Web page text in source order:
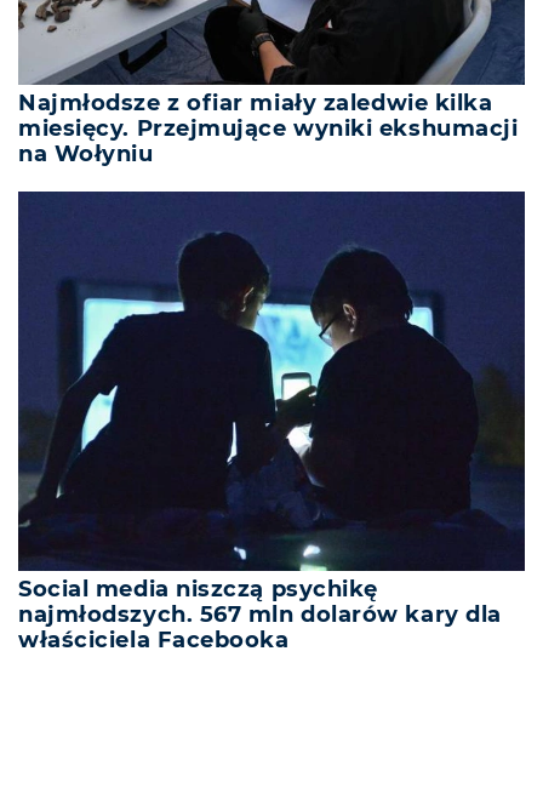
Najmłodsze z ofiar miały zaledwie kilka
miesięcy. Przejmujące wyniki ekshumacji
na Wołyniu
Social media niszczą psychikę
najmłodszych. 567 mln dolarów kary dla
właściciela Facebooka